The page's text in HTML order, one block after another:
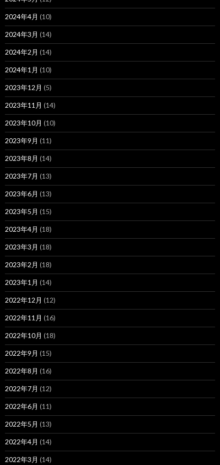
2024年4月 (10)
2024年3月 (14)
2024年2月 (14)
2024年1月 (10)
2023年12月 (5)
2023年11月 (14)
2023年10月 (10)
2023年9月 (11)
2023年8月 (14)
2023年7月 (13)
2023年6月 (13)
2023年5月 (15)
2023年4月 (18)
2023年3月 (18)
2023年2月 (18)
2023年1月 (14)
2022年12月 (12)
2022年11月 (16)
2022年10月 (18)
2022年9月 (15)
2022年8月 (16)
2022年7月 (12)
2022年6月 (11)
2022年5月 (13)
2022年4月 (14)
2022年3月 (14)